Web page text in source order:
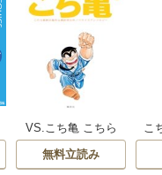
VS.こち亀 こちら
葛飾区亀有公園前
派出所ノベライズ
無料立読み
こ